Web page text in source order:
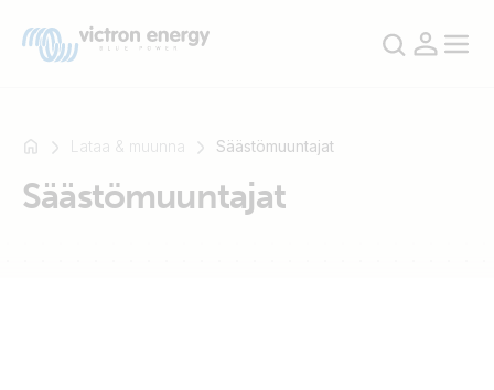
Lataa & muunna Säästömuuntajat
Säästömuuntajat